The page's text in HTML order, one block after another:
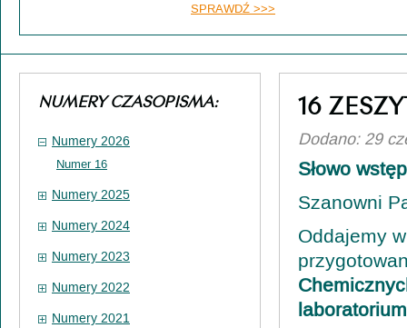
SPRAWDŹ >>>
NUMERY CZASOPISMA:
Numery 2026
Numer 16
Numery 2025
Numery 2024
Numery 2023
Numery 2022
Numery 2021
16
Dodano: 29
Słowo
Szanowni
Oddajemy